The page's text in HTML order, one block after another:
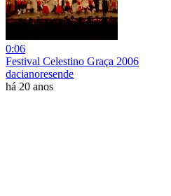
0:06
Festival Celestino Graça 2006
dacianoresende
há 20 anos